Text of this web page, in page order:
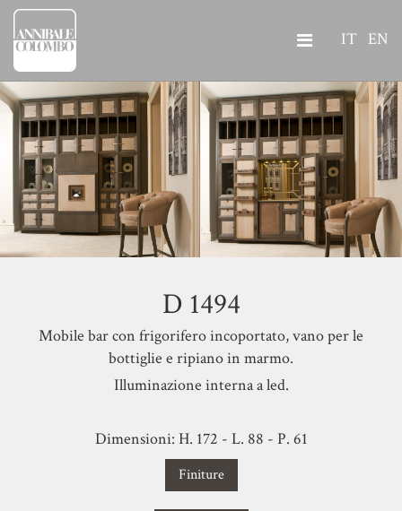
IT EN
D 1494
Mobile bar con frigorifero incoportato, vano per le
bottiglie e ripiano in marmo.
Illuminazione interna a led.
Dimensioni: H. 172 - L. 88 - P. 61
Finiture